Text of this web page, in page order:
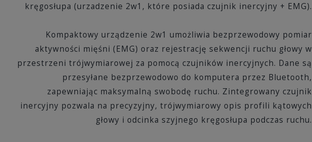
kręgosłupa (urzadzenie 2w1, które posiada czujnik inercyjny + EMG).
Kompaktowy urządzenie 2w1 umożliwia bezprzewodowy pomiar
aktywności mięśni (EMG) oraz rejestrację sekwencji ruchu głowy w
przestrzeni trójwymiarowej za pomocą czujników inercyjnych. Dane są
przesyłane bezprzewodowo do komputera przez Bluetooth,
zapewniając maksymalną swobodę ruchu. Zintegrowany czujnik
inercyjny pozwala na precyzyjny, trójwymiarowy opis profili kątowych
głowy i odcinka szyjnego kręgosłupa podczas ruchu.